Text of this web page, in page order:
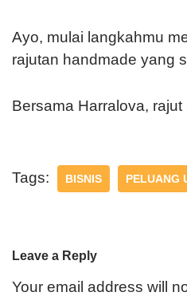
Ayo, mulai langkahmu
rajutan handmade yang
Bersama Harralova, rajut
Tags: BISNIS PELUANG
Leave a Reply
Your email address will